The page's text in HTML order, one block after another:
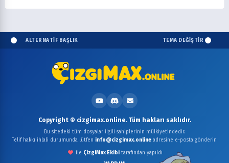
ALTERNATİF BAŞLIK TEMA DEĞİŞTİR
Copyright © cizgimax.online. Tüm hakları saklıdır.
Bu sitedeki tüm dosyalar ilgili sahiplerinin mülkiyetindedir.
Telif hakkı ihlali durumunda lütfen info@cizgimax.onlineadresine e-posta gönderin.
ile ÇizgiMax Ekibitarafından yapıldı